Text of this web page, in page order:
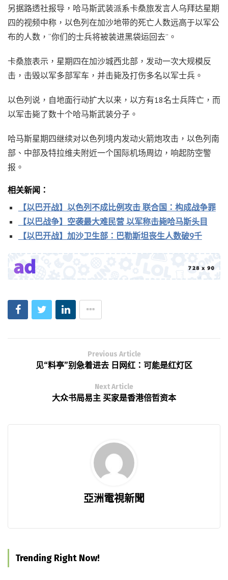
另据路透社报导，哈马斯武装派系卡桑旅发言人乌拜达星期
四的视频中称，以色列在加沙地带的死亡人数远高于以军公
布的人数，“你们的士兵将被装进黑袋运回去”。
卡桑旅表示，星期四在加沙城西北部，发动一次大规模反
击，击毁以军多部军车，并击毙及打伤多名以军士兵。
以色列说，自地面行动扩大以来，以方有18名士兵阵亡，而
以军击毙了数十个哈马斯武装分子。
哈马斯星期四继续对以色列境内发动火箭炮攻击，以色列南
部、中部及特拉维夫附近一个国际机场周边，响起防空警
报。
相关新闻：
【以巴开战】以色列不成比例攻击 联合国：构成战争罪
【以巴战争】空袭最大难民营 以军称击毙哈马斯头目
【以巴开战】加沙卫生部：巴勒斯坦丧生人数破9千
Previous Article
见“料亭”别急着进去 日网红：可能是红灯区
Next Article
大众书局易主 买家是香港倍哲资本
亞洲電視新聞
Trending Right Now!